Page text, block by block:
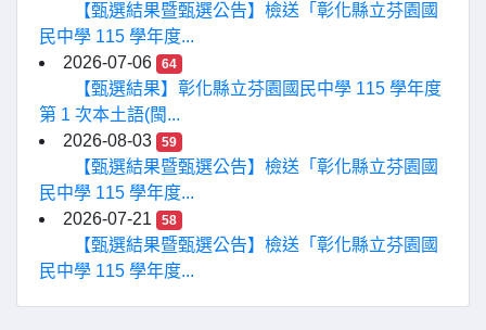
【甄選結果暨甄選公告】檢送「彰化縣立芬園國
民中學 115 學年度...
2026-07-06
64
【甄選結果】彰化縣立芬園國民中學 115 學年度
第 1 次本土語(閩...
2026-08-03
59
【甄選結果暨甄選公告】檢送「彰化縣立芬園國
民中學 115 學年度...
2026-07-21
58
【甄選結果暨甄選公告】檢送「彰化縣立芬園國
民中學 115 學年度...